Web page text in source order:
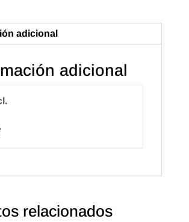
adicional
adicional
relacionados